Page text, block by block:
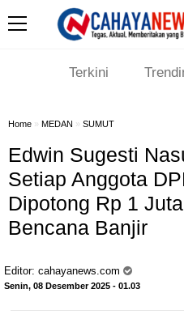
Terkini
Home » MEDAN » SUMUT
Edwin Sugesti
Setiap Anggota
Dipotong Rp 1
Bencana Banjir
Editor: cahayanews.com
Senin, 08 Desember 2025 - 01.03